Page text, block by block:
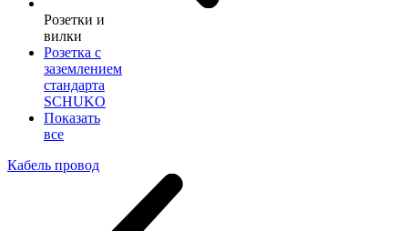
Розетки и
вилки
Розетка с
заземлением
стандарта
SCHUKO
Показать
все
Кабель провод